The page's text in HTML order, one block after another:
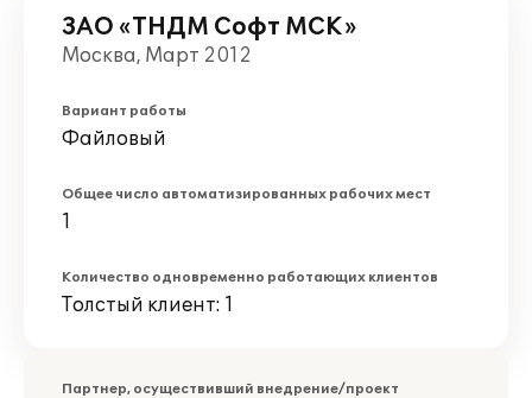
ЗАО «ТНДМ Софт МСК»
Москва, Март 2012
Вариант работы
Файловый
Общее число автоматизированных рабочих мест
1
Количество одновременно работающих клиентов
Толстый клиент: 1
Партнер, осуществивший внедрение/проект